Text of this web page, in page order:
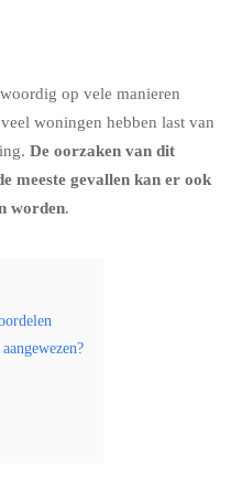
op vele manieren
woningen hebben last van
De oorzaken van dit
meeste gevallen kan er ook
worden.